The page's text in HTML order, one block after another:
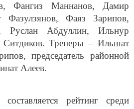
Фангиз Маннанов, Дамир
Фазулзянов, Фаяз Зарипов,
Руслан Абдуллин, Ильнур
Ситдиков. Тренеры – Ильшат
председатель районной
Алеев.
рейтинг среди